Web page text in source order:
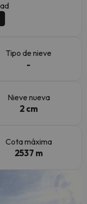
Tipo de nieve
-
Nieve nueva
2 cm
Cota máxima
2537 m